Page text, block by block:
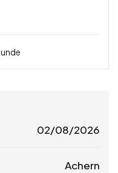
02/08/2026
Achern